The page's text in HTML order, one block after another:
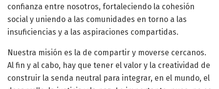
confianza entre nosotros, fortaleciendo la cohesión
social y uniendo a las comunidades en torno a las
insuficiencias y a las aspiraciones compartidas.
Nuestra misión es la de compartir y moverse cercanos.
Al fin y al cabo, hay que tener el valor y la creatividad de
construir la senda neutral para integrar, en el mundo, el